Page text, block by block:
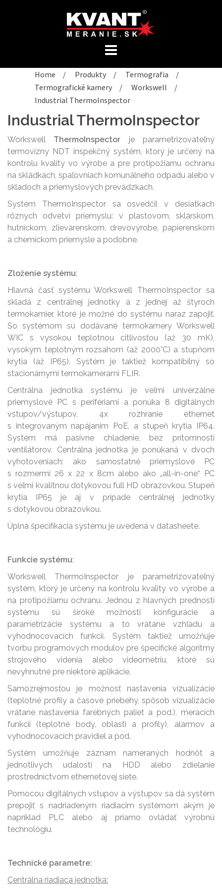
Home / Produkty / Termografia
/
Termografické kamery
/ Workswell
/
Industrial ThermoInspector
Industrial ThermoInspector
Workswell ThermoInspector je parametrizovateľný
termovízny NDT inspekčný systém, ktorý je určený na
kontrolu kvality vo výrobe a pre protipožiarnu ochranu
na skládkach, spaľovniach komunálneho odpadu alebo v
skladoch a priemyslových prevádzkach.
Systém ThermoInspector sa osvedčil v desiatkach
rôznych odvetví priemyslu: v plastovom, sklárskom,
hutníckom, zlievarenskom, drevovýrobe, papierenskom
a chemickom priemysle a podobne.
Zloženie systému:
Hlavná časť systému Workswell ThermoInspector sa
skladá z centrálnej jednotky a z jednej až štyroch
termokamier, ktoré je možné do systému naraz zapojiť.
So systémom sú dodávané termokamery Workswell
WIC s vysokou teplotnou citlivosťou (až 30 mK),
vysokým teplotným rozsahom (až 2000°C) a stupňom
krytia (až IP65). Systém je taktiež kompatibilný so
stacionárnymi termokamerami FLIR.
Centrálna jednotka systému je veľmi univerzálne
priemyslové PC s perifériami a ponúka 8 digitálnych
vstupov/výstupov, 4x rozhranie ethernet
s integrovaným napájaním PoE, a stupeň krytia IP64.
Systém má pasívne chladenie, bez prítomnosti
ventilátorov. Centrálna jednotka je ponúkaná v dvoch
vyhotoveniach: ako samostatné priemyslové PC
s rozmermi 26 x 22 x 8cm alebo ako „all-in-one“ PC
s veľmi kvalitnou dotykovou full HD obrazovkou. Stupeň
krytia IP65 je aj v prípade centrálnej jednotky
s dotykovou obrazovkou.
Úplná špecifikácia systému je uvedená v datasheete.
Funkcie systému:
Workswell ThermoInspector je parametrizovateľný
systém, ktorý je určený na kontrolu kvality vo výrobe a
na protipožiarnu ochranu. Jednou z hlavných predností
systému sú široké možnosti konfigurácie a
parametrizácie systému a to vrátane vzhľadu a
vyhodnocovacích funkcií. Systém taktiež umožňuje
tvorbu programových modulov pre špecifické algoritmy
strojového videnia alebo videometriu, ktoré sú
nevyhnutné pre niektoré aplikácie.
Samozrejmosťou je možnosť nastavenia vizualizácie
(teplotné profily a časové priebehy, spôsob vizualizácie
vrátane nastavenia farebných paliet a pod.), meracích
funkcií (teplotné body, oblasti a profily), alarmov a
vyhodnocovacích pravidiel a pod.
Systém umožňuje záznam nameraných hodnôt a
jednotlivých udalostí na HDD alebo zdieľanie
prostredníctvom ethernetovej siete.
Pomocou digitálnych vstupov a výstupov sa dá systém
prepojiť s nadriadeným riadiacim systémom akým je
napríklad PLC alebo aj priamo ovládať výrobnú
technológiu.
Technické parametre:
Centrálna riadiaca jednotka: